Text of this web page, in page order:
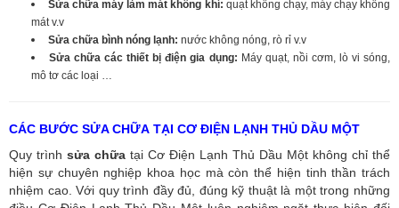
Sửa chữa máy làm mát không khí: quạt không chạy, máy chạy không
mát v.v
Sửa chữa bình nóng lạnh: nước không nóng, rò rỉ v.v
Sửa chữa các thiết bị điện gia dụng: Máy quạt, nồi cơm, lò vi sóng,
mô tơ các loại …
CÁC BƯỚC SỬA CHỮA TẠI CƠ ĐIỆN LẠNH THỦ DẦU MỘT
Quy trình sửa chữa tại Cơ Điện Lạnh Thủ Dầu Một không chỉ thể
hiện sự chuyên nghiệp khoa học mà còn thể hiện tinh thần trách
nhiệm cao. Với quy trình đầy đủ, đúng kỹ thuật là một trong những